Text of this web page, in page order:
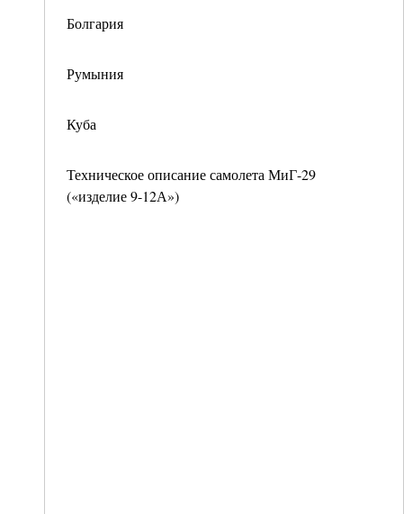
Болгария
Румыния
Куба
Техническое описание самолета МиГ-29
(«изделие 9-12А»)